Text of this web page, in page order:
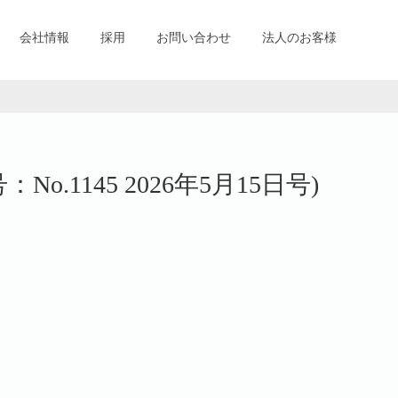
会社情報 採用 お問い合わせ 法人のお客様
No.1145 2026年5月15日号)